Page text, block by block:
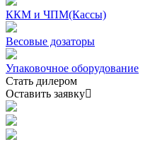
ККМ и ЧПМ(Кассы)
Весовые дозаторы
Упаковочное оборудование
Стать дилером
Оставить заявку